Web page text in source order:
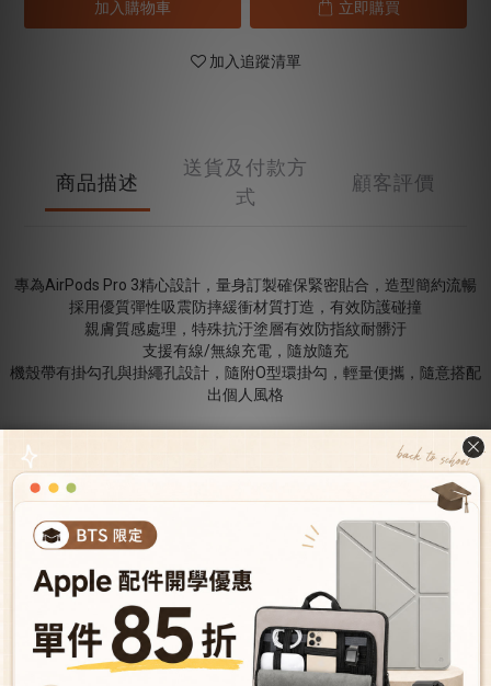
加入購物車 立即購買
加入追蹤清單
商品描述
送貨及付款方
式
顧客評價
專為AirPods Pro 3精心設計，量身訂製確保緊密貼合，造型簡約流暢
採用優質彈性吸震防摔緩衝材質打造，有效防護碰撞
親膚質感處理，特殊抗汙塗層有效防指紋耐髒汙
支援有線/無線充電，隨放隨充
機殼帶有掛勾孔與掛繩孔設計，隨附O型環掛勾，輕量便攜，隨意搭配
出個人風格